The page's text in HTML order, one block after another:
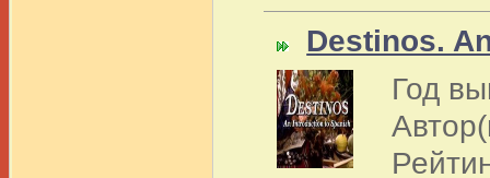
Destinos.
Год